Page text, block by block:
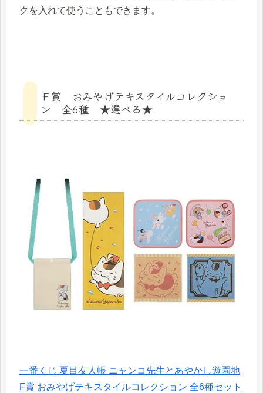
クを入れて使うこともできます。
Ｆ賞 おみやげテキスタイルコレクショ
ン 全6種 ★選べる★
一番くじ 夏目友人帳 ニャンコ先生とあやかし遊園地
F賞 おみやげテキスタイルコレクション 全6種セット